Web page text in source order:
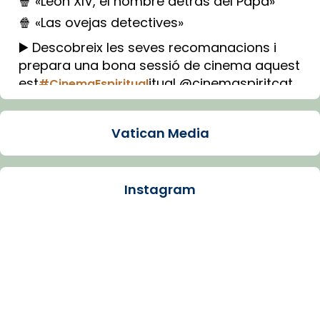
🍿 «Las ovejas detectives»
▶️ Descobreix les seves recomanacions i
prepara una bona sessió de cinema aquest
est#CinemaEspiritualitual @cinemaspiritcat
Imatge: Generada amb IA (OpenAI)
Arquebisbat de Barcelona
Vatican Media
Instagram